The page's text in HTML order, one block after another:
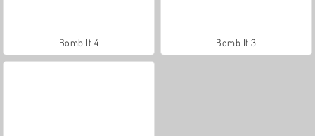
Bomb It 4 Bomb It 3